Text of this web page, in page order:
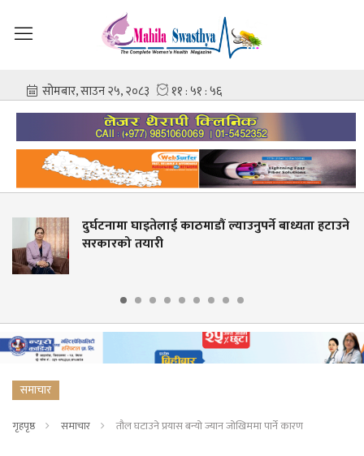
दुर्घटनामा घाइतेलाई काठमाडौं ल्याउनुपर्ने बाध्यता हटाउने
सरकारको तयारी
समाचार
गृहपृष्ठ समाचार तौल घटाउने प्रयास बन्यो ज्यान जोखिममा पार्ने कारण